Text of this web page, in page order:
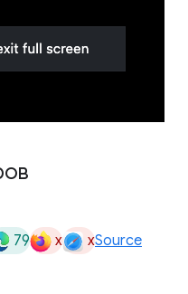
79 x xSource